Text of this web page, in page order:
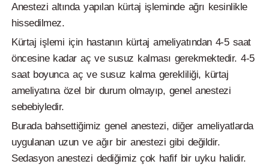
Anestezi altında yapılan kürtaj işleminde ağrı kesinlikle
hissedilmez.
Kürtaj işlemi için hastanın kürtaj ameliyatından 4-5 saat
öncesine kadar aç ve susuz kalması gerekmektedir. 4-5
saat boyunca aç ve susuz kalma gerekliliği, kürtaj
ameliyatına özel bir durum olmayıp, genel anestezi
sebebiyledir.
Burada bahsettiğimiz genel anestezi, diğer ameliyatlarda
uygulanan uzun ve ağır bir anestezi gibi değildir.
Sedasyon anestezi dediğimiz çok hafif bir uyku halidir.